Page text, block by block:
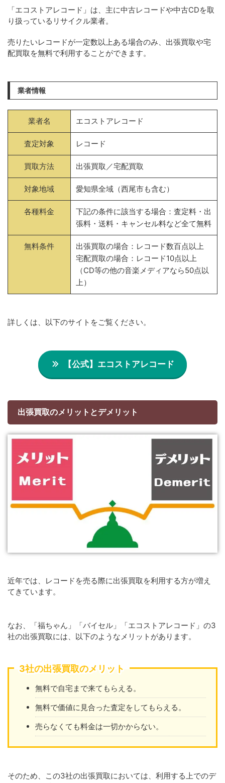
「エコストアレコード」は、主に中古レコードや中古CDを取
り扱っているリサイクル業者。
売りたいレコードが一定数以上ある場合のみ、出張買取や宅
配買取を無料で利用することができます。
業者情報
業者名 エコストアレコード
査定対象 レコード
買取方法 出張買取／宅配買取
対象地域 愛知県全域（西尾市も含む）
各種料金
下記の条件に該当する場合：査定料・出
張料・送料・キャンセル料など全て無料
無料条件
出張買取の場合：レコード数百点以上
宅配買取の場合：レコード10点以上
（CD等の他の音楽メディアなら50点以
上）
詳しくは、以下のサイトをご覧ください。
【公式】エコストアレコード
出張買取のメリットとデメリット
近年では、レコードを売る際に出張買取を利用する方が増え
てきています。
なお、「福ちゃん」「バイセル」「エコストアレコード」の3
社の出張買取には、以下のようなメリットがあります。
3社の出張買取のメリット
無料で自宅まで来てもらえる。
無料で価値に見合った査定をしてもらえる。
売らなくても料金は一切かからない。
そのため、この3社の出張買取においては、利用する上でのデ